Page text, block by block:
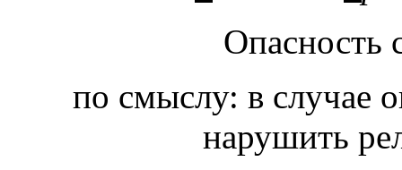
Опасность
по смыслу: в случае
нарушить